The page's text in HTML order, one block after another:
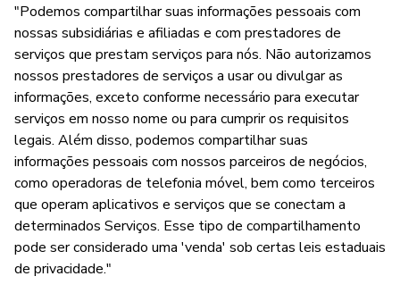
"Podemos compartilhar suas informações pessoais com
nossas subsidiárias e afiliadas e com prestadores de
serviços que prestam serviços para nós. Não autorizamos
nossos prestadores de serviços a usar ou divulgar as
informações, exceto conforme necessário para executar
serviços em nosso nome ou para cumprir os requisitos
legais. Além disso, podemos compartilhar suas
informações pessoais com nossos parceiros de negócios,
como operadoras de telefonia móvel, bem como terceiros
que operam aplicativos e serviços que se conectam a
determinados Serviços. Esse tipo de compartilhamento
pode ser considerado uma 'venda' sob certas leis estaduais
de privacidade."